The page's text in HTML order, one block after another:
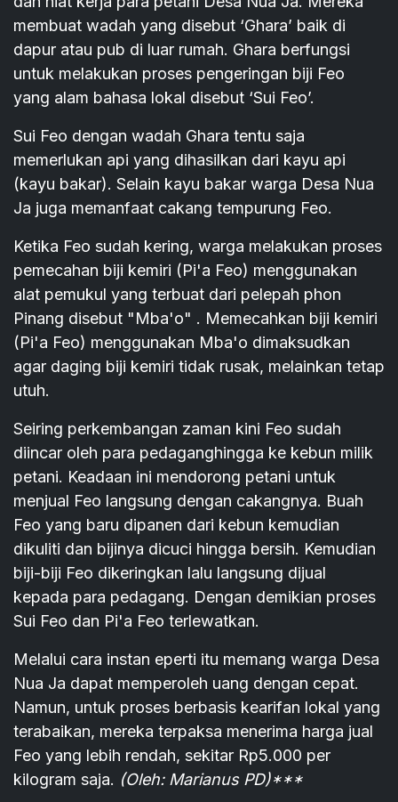
membuat wadah yang disebut ‘Ghara’ baik di
dapur atau pub di luar rumah. Ghara berfungsi
untuk melakukan proses pengeringan biji Feo
yang alam bahasa lokal disebut ‘Sui Feo’.
Sui Feo dengan wadah Ghara tentu saja
memerlukan api yang dihasilkan dari kayu api
(kayu bakar). Selain kayu bakar warga Desa Nua
Ja juga memanfaat cakang tempurung Feo.
Ketika Feo sudah kering, warga melakukan proses
pemecahan biji kemiri (Pi'a Feo) menggunakan
alat pemukul yang terbuat dari pelepah phon
Pinang disebut "Mba'o" . Memecahkan biji kemiri
(Pi'a Feo) menggunakan Mba'o dimaksudkan
agar daging biji kemiri tidak rusak, melainkan tetap
utuh.
Seiring perkembangan zaman kini Feo sudah
diincar oleh para pedaganghingga ke kebun milik
petani. Keadaan ini mendorong petani untuk
menjual Feo langsung dengan cakangnya. Buah
Feo yang baru dipanen dari kebun kemudian
dikuliti dan bijinya dicuci hingga bersih. Kemudian
biji-biji Feo dikeringkan lalu langsung dijual
kepada para pedagang. Dengan demikian proses
Sui Feo dan Pi'a Feo terlewatkan.
Melalui cara instan eperti itu memang warga Desa
Nua Ja dapat memperoleh uang dengan cepat.
Namun, untuk proses berbasis kearifan lokal yang
terabaikan, mereka terpaksa menerima harga jual
Feo yang lebih rendah, sekitar Rp5.000 per
kilogram saja. (Oleh: Marianus PD)***